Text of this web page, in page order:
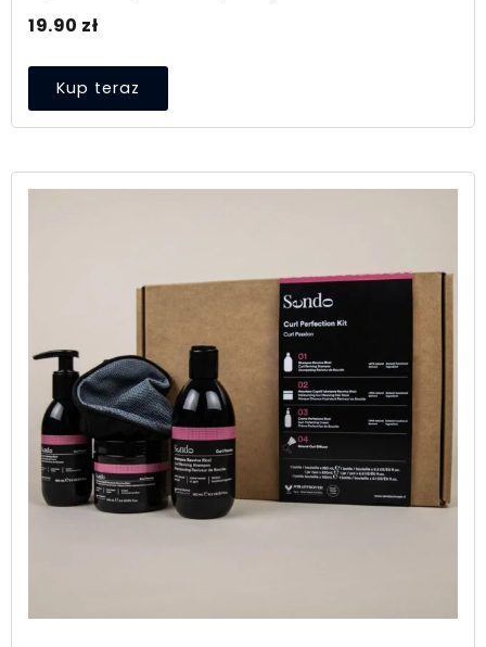
19.90 zł
Kup teraz